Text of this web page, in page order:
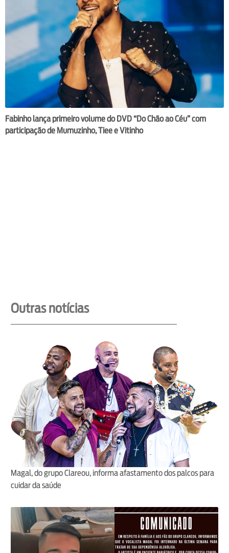
Fabinho lança primeiro volume do DVD “Do Chão ao Céu” com
participação de Mumuzinho, Tiee e Vitinho
Outras notícias
Magal, do grupo Clareou, informa afastamento dos palcos para
cuidar da saúde